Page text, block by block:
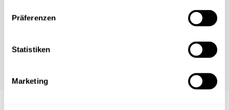
Präferenzen
Statistiken
Marketing